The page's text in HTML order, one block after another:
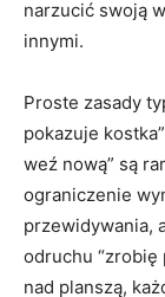
narzucić swoją
innymi.
Proste zasady
pokazuje
weź nową” są
ograniczenie
przewidywania,
odruchu “zrobię
nad planszą,